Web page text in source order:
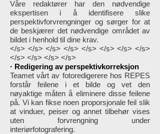
Våre redaktører har den nødvendige
ekspertisen i å identifisere slike
perspektivforvrengninger og sørger for at
de beskjærer det nødvendige området av
bildet i henhold til dine krav.
</s> </s> </s> </s> </s> </s> </s> </s>
</s> </s> </s> </s>
· Redigering av perspektivkorreksjon
Teamet vårt av fotoredigerere hos REPES
forstår feilene i et bilde og vet den
nøyaktige måten å eliminere disse feilene
på. Vi kan fikse noen proporsjonale feil slik
at vinduer, peiser og annet tilbehør vises
uten forvrengning under
interiørfotografering.